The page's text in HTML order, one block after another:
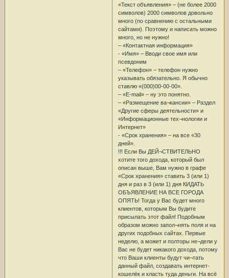
«Текст объявления» – (не более 2000
символов) 2000 символов довольно
много (по сравнению с остальными
сайтами). Поэтому и написать можно
много, но не нужно!
– «Контактная информация»
- «Имя» – Вводи свое имя или
псевдоним
– «Телефон» – телефон нужно
указывать обязательно. Я обычно
ставлю «(000)00-00-00».
– «E-mail» – ну это понятно.
– «Размещение ва¬кансии» – Раздел
«Другие сферы деятельности» и
«Информационные тех¬нологии и
Интернет»
- «Срок хранения» – на все «30
дней».
!!! Если Вы ДЕЙ¬СТВИТЕЛЬНО
хотите того дохода, который был
описан выше, Вам нужно в графе
«Срок хранения» ставить 3 (или 1)
дня и раз в 3 (или 1) дня КИДАТЬ
ОБЪЯВЛЕНИЕ НА ВСЕ ГОРОДА
ОПЯТЬ! Тогда у Вас будет много
клиентов, которым Вы будите
присылать этот файл! Подобным
образом можно запол¬нять поля и на
других подобных сайтах. Первые
неделю, а может и полторы не¬дели у
Вас не будет никакого дохода, потому
что Ваши клиенты будут чи¬тать
данный файл, создавать интернет-
кошелёк и класть туда деньги. На всё